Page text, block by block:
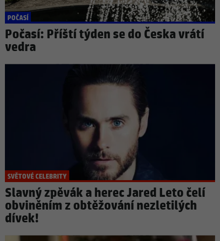
POČASÍ
Počasí: Příští týden se do Česka vrátí
vedra
SVĚTOVÉ CELEBRITY
Slavný zpěvák a herec Jared Leto čelí
obviněním z obtěžování nezletilých
dívek!